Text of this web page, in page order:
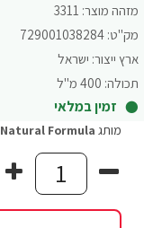
מזהה מוצר: 3311
מק"ט: 729001038284
ארץ ייצור: ישראל
תכולה: 400 מ"ל
זמין במלאי
מותג Natural Formula